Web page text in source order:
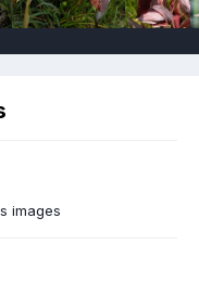
images